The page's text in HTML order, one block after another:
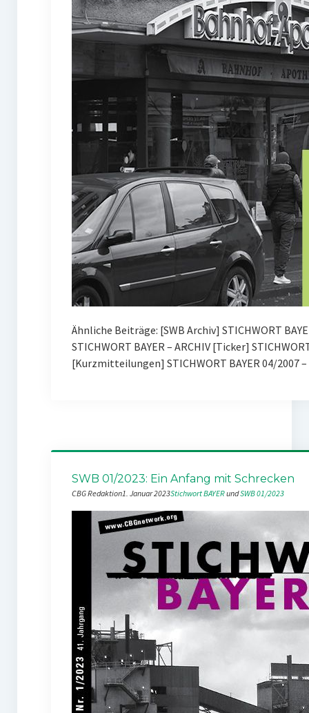
Ähnliche Beiträge: [SWB Archiv] STICHWORT
STICHWORT BAYER – ARCHIV [Ticker]
[Kurzmitteilungen] STICHWORT BAYER 04/2007
SWB 01/2023: Ein Anfang mit Schrecken
CBG Redaktion1. Januar 2023Stichwort BAYER und SWB 01/2023